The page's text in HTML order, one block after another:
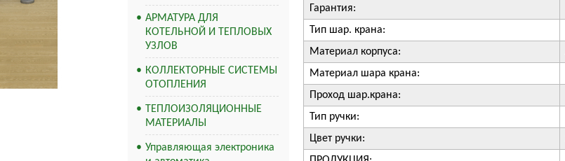
АРМАТУРА ДЛЯ
КОТЕЛЬНОЙ И ТЕПЛОВЫХ
УЗЛОВ
КОЛЛЕКТОРНЫЕ СИСТЕМЫ
ОТОПЛЕНИЯ
ТЕПЛОИЗОЛЯЦИОННЫЕ
МАТЕРИАЛЫ
Управляющая электроника
Гарантия:
Тип шар. крана:
Материал корпуса:
Материал шара крана:
Проход шар.крана:
Тип ручки:
Цвет ручки: